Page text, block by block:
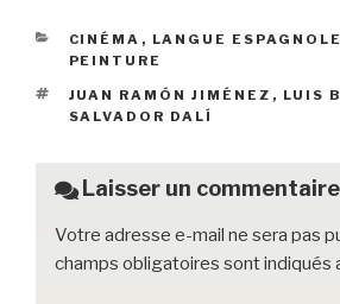
e
b
o
k
er
k
g
CATÉGORIES
CINÉMA , LANGUE ESPAGNOLE
PEINTURE
ÉTIQUETTES
JUAN RAMÓN JIMÉNEZ , LUIS
SALVADOR DALÍ
Laisser un commentaire
Votre adresse e-mail ne sera pas
champs obligatoires sont indiqués